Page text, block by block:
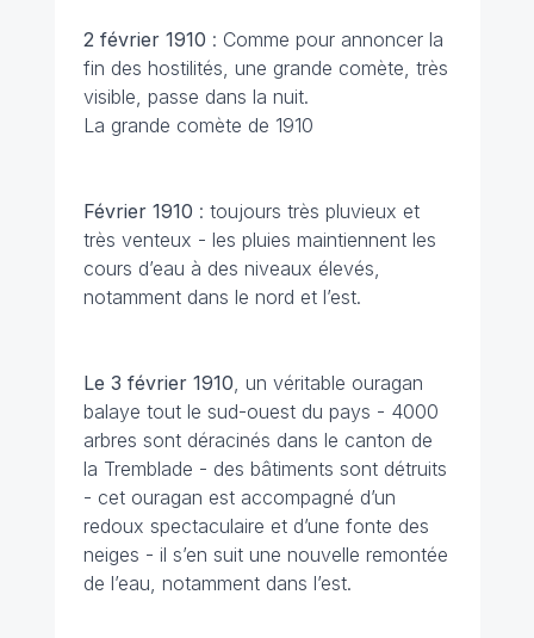
2 février 1910 : Comme pour annoncer la
fin des hostilités, une grande comète, très
visible, passe dans la nuit.
La grande comète de 1910
Février 1910 : toujours très pluvieux et
très venteux - les pluies maintiennent les
cours d’eau à des niveaux élevés,
notamment dans le nord et l’est.
Le 3 février 1910, un véritable ouragan
balaye tout le sud-ouest du pays - 4000
arbres sont déracinés dans le canton de
la Tremblade - des bâtiments sont détruits
- cet ouragan est accompagné d’un
redoux spectaculaire et d’une fonte des
neiges - il s’en suit une nouvelle remontée
de l’eau, notamment dans l’est.